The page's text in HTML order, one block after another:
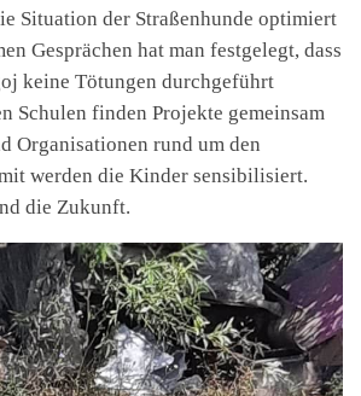
Situation der Straßenhunde optimiert
Gesprächen hat man festgelegt, dass
keine Tötungen durchgeführt
Schulen finden Projekte gemeinsam
Organisationen rund um den
werden die Kinder sensibilisiert.
die Zukunft.